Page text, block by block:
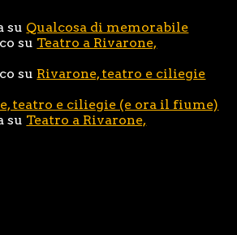
su Qualcosa di memorabile
su Teatro a Rivarone,
su Rivarone, teatro e ciliegie
teatro e ciliegie (e ora il fiume)
su Teatro a Rivarone,